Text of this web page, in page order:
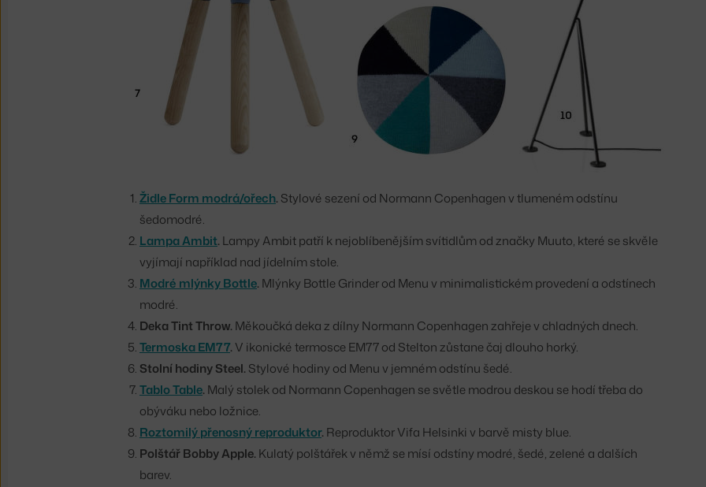
Židle Form modrá/ořech. Stylové sezení od Normann Copenhagen v tlumeném odstínu
šedomodré.
Lampa Ambit. Lampy Ambit patří k nejoblíbenějším svítidlům od značky Muuto, které se skvěle
vyjímají například nad jídelním stole.
Modré mlýnky Bottle. Mlýnky Bottle Grinder od Menu v minimalistickém provedení a odstínech
modré.
Deka Tint Throw. Měkoučká deka z dílny Normann Copenhagen zahřeje v chladných dnech.
Termoska EM77. V ikonické termosce EM77 od Stelton zůstane čaj dlouho horký.
Stolní hodiny Steel. Stylové hodiny od Menu v jemném odstínu šedé.
Tablo Table. Malý stolek od Normann Copenhagen se světle modrou deskou se hodí třeba do
obýváku nebo ložnice.
Roztomilý přenosný reproduktor. Reproduktor Vifa Helsinki v barvě misty blue.
Polštář Bobby Apple. Kulatý polštářek v němž se mísí odstíny modré, šedé, zelené a dalších
barev.